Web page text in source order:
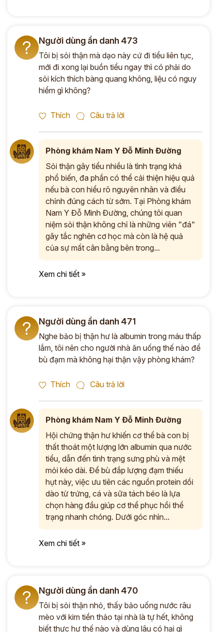
? Người dùng ẩn danh 473
Tôi bị sỏi thận mà dạo này cứ đi tiểu liên tục,
mới đi xong lại buồn tiểu ngay thì có phải do
sỏi kích thích bàng quang không, liệu có nguy
hiểm gì không?
Thích Câu trả lời
Phòng khám Nam Y Đỗ Minh Đường
Sỏi thận gây tiểu nhiều là tình trạng khá
phổ biến, đa phần có thể cải thiện hiệu quả
nếu bà con hiểu rõ nguyên nhân và điều
chỉnh đúng cách từ sớm. Tại Phòng khám
Nam Y Đỗ Minh Đường, chúng tôi quan
niệm sỏi thận không chỉ là những viên "đá"
gây tắc nghẽn cơ học mà còn là hệ quả
của sự mất cân bằng bên trong...
Xem chi tiết »
? Người dùng ẩn danh 471
Nghe bảo bị thận hư là albumin trong máu thấp
lắm, tôi nên cho người nhà ăn uống thế nào để
bù đạm mà không hại thận vậy phòng khám?
Thích Câu trả lời
Phòng khám Nam Y Đỗ Minh Đường
Hội chứng thận hư khiến cơ thể bà con bị
thất thoát một lượng lớn albumin qua nước
tiểu, dẫn đến tình trạng sưng phù và mệt
mỏi kéo dài. Để bù đắp lượng đạm thiếu
hụt này, việc ưu tiên các nguồn protein dồi
dào từ trứng, cá và sữa tách béo là lựa
chọn hàng đầu giúp cơ thể phục hồi thể
trạng nhanh chóng. Dưới góc nhìn...
Xem chi tiết »
? Người dùng ẩn danh 470
Tôi bị sỏi thận nhỏ, thấy bảo uống nước râu
mèo với kim tiền thảo tại nhà là tự hết, không
biết thực hư thế nào và dùng lâu có hại gì